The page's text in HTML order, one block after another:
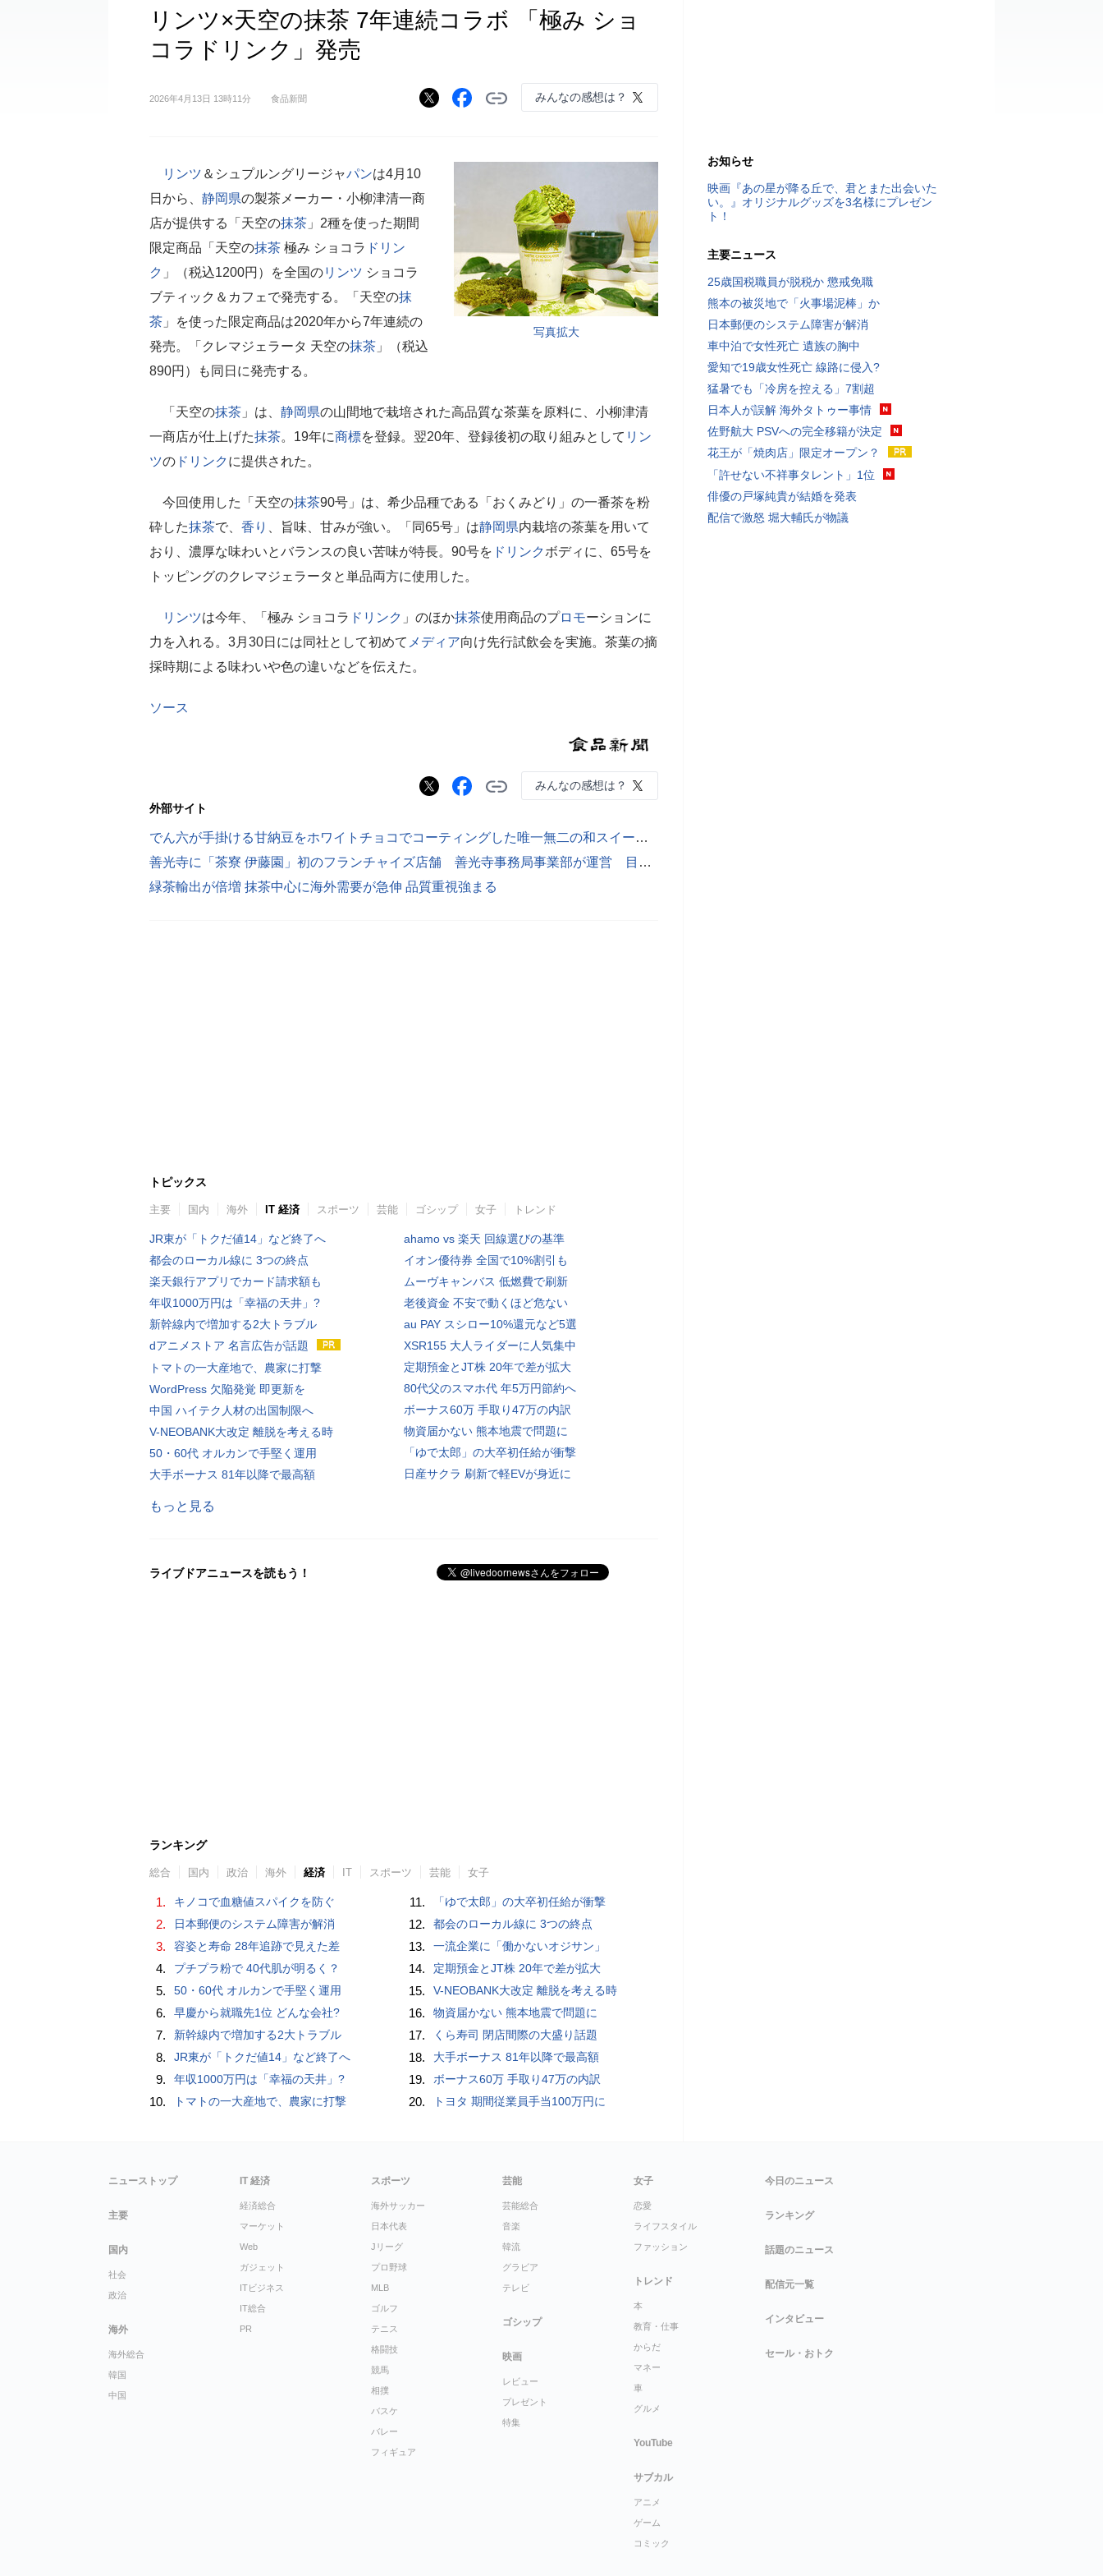
リンツ×天空の抹茶 7年連続コラボ 「極み ショ
コラドリンク」発売
2026年4月13日 13時11分 食品新聞 みんなの感想は？
写真拡大
リンツ ＆シュプルングリージャパンは4月10
日から、 静岡県の製茶メーカー・小柳津清一商
店が提供する「天空の抹茶 」2種を使った期間
限定商品「天空の抹茶 極み ショコラ ドリン
ク 」（税込1200円）を全国のリンツ ショコラ
ブティック＆カフェで発売する。「天空の抹
茶 」を使った限定商品は2020年から7年連続の
発売。「クレマジェラータ 天空の抹茶 」（税込
890円）も同日に発売する。
「天空の抹茶 」は、 静岡県の山間地で栽培された高品質な茶葉を原料に、小柳津清
一商店が仕上げた抹茶。19年に商標を登録。翌20年、登録後初の取り組みとして リン
ツの ドリンク に提供された。
今回使用した「天空の抹茶90号」は、希少品種である「おくみどり」の一番茶を粉
砕した抹茶で、 香り 、旨味、甘みが強い。「同65号」は静岡県内栽培の茶葉を用いて
おり、濃厚な味わいとバランスの良い苦味が特長。90号を ドリンク ボディに、65号を
トッピングのクレマジェラータと単品両方に使用した。
リンツは今年、「極み ショコラ ドリンク 」のほか抹茶使用商品のプロモーションに
力を入れる。3月30日には同社として初めて メディア向け先行試飲会を実施。茶葉の摘
採時期による味わいや色の違いなどを伝えた。
ソース
みんなの感想は？
外部サイト
でん六が手掛ける甘納豆をホワイトチョコでコーティングした唯一無二の和スイーツ 「あずきしょこら抹茶」へ刷新し価値伝達強化
善光寺に「茶寮 伊藤園」初のフランチャイズ店舗 善光寺事務局事業部が運営 目玉は「抹茶生落雁」と「抹茶生どら焼」
緑茶輸出が倍増 抹茶中心に海外需要が急伸 品質重視強まる
トピックス
主要 国内 海外 IT 経済 スポーツ 芸能 ゴシップ 女子 トレンド
JR東が「トクだ値14」など終了へ
都会のローカル線に 3つの終点
楽天銀行アプリでカード請求額も
年収1000万円は「幸福の天井」?
新幹線内で増加する2大トラブル
dアニメストア 名言広告が話題
トマトの一大産地で、農家に打撃
WordPress 欠陥発覚 即更新を
中国 ハイテク人材の出国制限へ
V-NEOBANK大改定 離脱を考える時
50・60代 オルカンで手堅く運用
大手ボーナス 81年以降で最高額
ahamo vs 楽天 回線選びの基準
イオン優待券 全国で10%割引も
ムーヴキャンバス 低燃費で刷新
老後資金 不安で動くほど危ない
au PAY スシロー10%還元など5選
XSR155 大人ライダーに人気集中
定期預金とJT株 20年で差が拡大
80代父のスマホ代 年5万円節約へ
ボーナス60万 手取り47万の内訳
物資届かない 熊本地震で問題に
「ゆで太郎」の大卒初任給が衝撃
日産サクラ 刷新で軽EVが身近に
もっと見る
ライブドアニュースを読もう！
ランキング
総合 国内 政治 海外 経済 IT スポーツ 芸能 女子
1. キノコで血糖値スパイクを防ぐ
2. 日本郵便のシステム障害が解消
3. 容姿と寿命 28年追跡で見えた差
4. プチプラ粉で 40代肌が明るく？
5. 50・60代 オルカンで手堅く運用
6. 早慶から就職先1位 どんな会社?
7. 新幹線内で増加する2大トラブル
8. JR東が「トクだ値14」など終了へ
9. 年収1000万円は「幸福の天井」?
10. トマトの一大産地で、農家に打撃
11. 「ゆで太郎」の大卒初任給が衝撃
12. 都会のローカル線に 3つの終点
13. 一流企業に「働かないオジサン」
14. 定期預金とJT株 20年で差が拡大
15. V-NEOBANK大改定 離脱を考える時
16. 物資届かない 熊本地震で問題に
17. くら寿司 閉店間際の大盛り話題
18. 大手ボーナス 81年以降で最高額
19. ボーナス60万 手取り47万の内訳
20. トヨタ 期間従業員手当100万円に
お知らせ
映画『あの星が降る丘で、君とまた出会いた
い。』オリジナルグッズを3名様にプレゼン
ト！
主要ニュース
25歳国税職員が脱税か 懲戒免職
熊本の被災地で「火事場泥棒」か
日本郵便のシステム障害が解消
車中泊で女性死亡 遺族の胸中
愛知で19歳女性死亡 線路に侵入?
猛暑でも「冷房を控える」7割超
日本人が誤解 海外タトゥー事情
佐野航大 PSVへの完全移籍が決定
花王が「焼肉店」限定オープン？
「許せない不祥事タレント」1位
俳優の戸塚純貴が結婚を発表
配信で激怒 堀大輔氏が物議
ニューストップ
主要
国内
社会
政治
海外
海外総合
韓国
中国
IT 経済
経済総合
マーケット
Web
ガジェット
ITビジネス
IT総合
PR
スポーツ
海外サッカー
日本代表
Jリーグ
プロ野球
MLB
ゴルフ
テニス
格闘技
競馬
相撲
バスケ
バレー
フィギュア
芸能
芸能総合
音楽
韓流
グラビア
テレビ
ゴシップ
映画
レビュー
プレゼント
特集
女子
恋愛
ライフスタイル
ファッション
トレンド
本
教育・仕事
からだ
マネー
車
グルメ
YouTube
サブカル
アニメ
ゲーム
コミック
今日のニュース
ランキング
話題のニュース
配信元一覧
インタビュー
セール・おトク